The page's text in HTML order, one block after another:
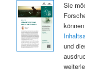
Sie
und